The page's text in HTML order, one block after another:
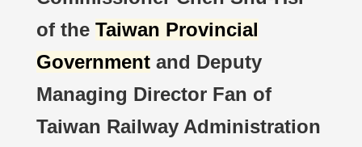
of the Taiwan Provincial
Government and Deputy
Managing Director Fan of
Taiwan Railway Administration